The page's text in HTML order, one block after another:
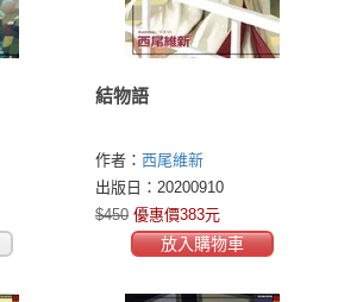
結物語
作者： 西尾維新
出版日：20200910
$450 優惠價383元
放入購物車